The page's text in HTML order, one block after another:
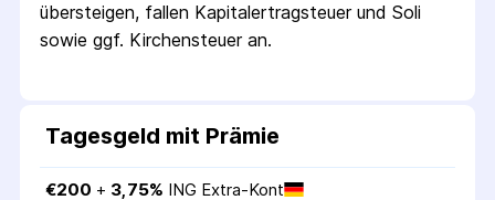
übersteigen, fallen Kapital­ertrag­steuer und Soli
sowie ggf. Kirchensteuer an.
Tagesgeld mit Prämie
€200 + 3,75% ING Extra-Kont